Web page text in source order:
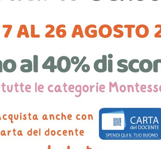
alla comunità dei progetti sviluppati
hanno partecipato alla selezione della
presentato la propria iniziativa tra gli
metodo montessoriano che realizza i
quali rendono i materiali più accessibili a
occasione vedremo Montessori 3D